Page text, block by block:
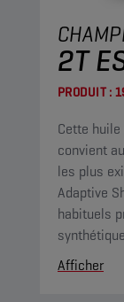
2T
PRODUIT :
Cette
convient
les plus
Adaptive
habituels
Afficher